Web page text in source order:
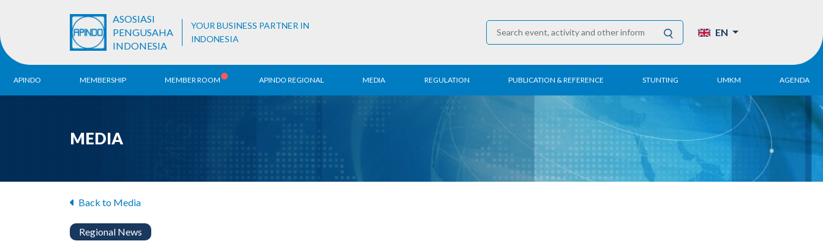
ASOSIASI
PENGUSAHA
INDONESIA
YOUR BUSINESS PARTNER IN
INDONESIA
EN
APINDO
Vision & Mission
MEMBERSHIP MEMBER ROOM APINDO REGIONAL MEDIA REGULATION PUBLICATION & REFERENCE
E-Newsletter
STUNTING UMKM
UMKM DPN Apindo
APINDO UMKM
DPN/DPP/DPK
Activity
AGENDA
MEDIA
Back to Media
Regional News